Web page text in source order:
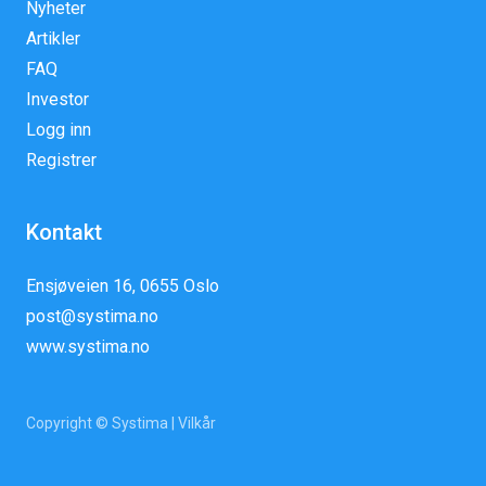
Nyheter
Artikler
FAQ
Investor
Logg inn
Registrer
Kontakt
Ensjøveien 16, 0655 Oslo
post@systima.no
www.systima.no
Copyright © Systima | Vilkår